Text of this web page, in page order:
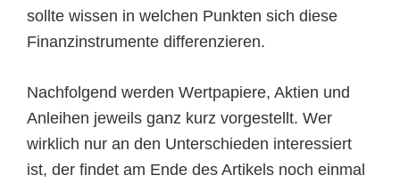
sollte wissen in welchen Punkten sich diese
Finanzinstrumente differenzieren.
Nachfolgend werden Wertpapiere, Aktien und
Anleihen jeweils ganz kurz vorgestellt. Wer
wirklich nur an den Unterschieden interessiert
ist, der findet am Ende des Artikels noch einmal